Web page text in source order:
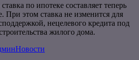
по ипотеке составляет теперь
При этом ставка не изменится для
нецелевого кредита под
жилого дома.
Рубрики
Новости